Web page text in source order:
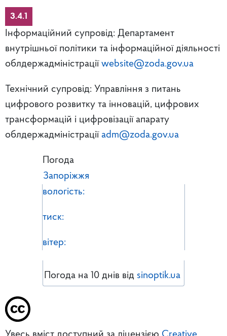
3.4.1
Інформаційний супровід: Департамент
внутрішньої політики та інформаційної діяльності
облдержадміністрації website@zoda.gov.ua
Технічний супровід: Управління з питань
цифрового розвитку та інновацій, цифрових
трансформацій і цифровізації апарату
облдержадміністрації adm@zoda.gov.ua
Погода
Запоріжжя
вологість:
тиск:
вітер:
Погода на 10 днів від sinoptik.ua